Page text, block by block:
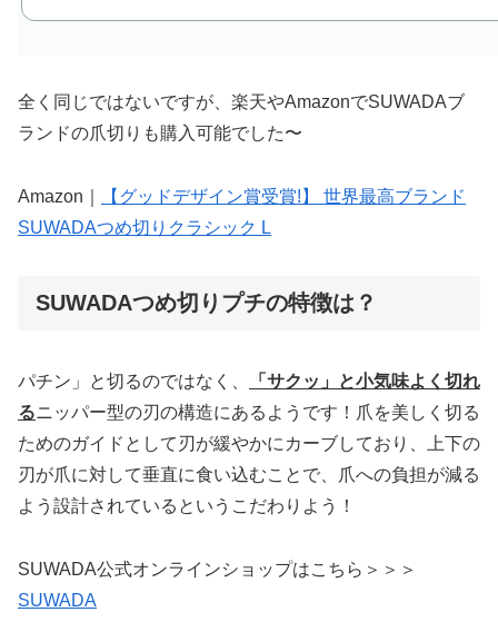
全く同じではないですが、楽天やAmazonでSUWADAブ
ランドの爪切りも購入可能でした〜
Amazon｜
【グッドデザイン賞受賞!】 世界最高ブランド
SUWADAつめ切りクラシック L
SUWADAつめ切りプチの特徴は？
パチン」と切るのではなく、
「サクッ」と小気味よく切れ
るニッパー型の刃の構造にあるようです！爪を美しく切る
ためのガイドとして刃が緩やかにカーブしており、上下の
刃が爪に対して垂直に食い込むことで、爪への負担が減る
よう設計されているというこだわりよう！
SUWADA公式オンラインショップはこちら＞＞＞
SUWADA